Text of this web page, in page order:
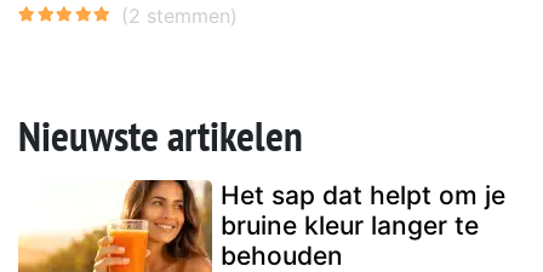
Nieuwste artikelen
Het sap dat helpt om je
bruine kleur langer te
behouden